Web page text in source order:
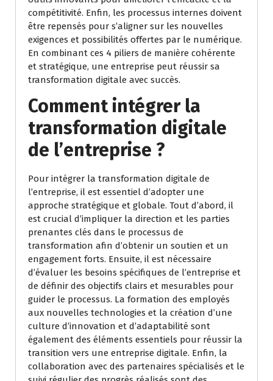
compétitivité. Enfin, les processus internes doivent
être repensés pour s’aligner sur les nouvelles
exigences et possibilités offertes par le numérique.
En combinant ces 4 piliers de manière cohérente
et stratégique, une entreprise peut réussir sa
transformation digitale avec succès.
Comment intégrer la
transformation digitale
de l’entreprise ?
Pour intégrer la transformation digitale de
l’entreprise, il est essentiel d’adopter une
approche stratégique et globale. Tout d’abord, il
est crucial d’impliquer la direction et les parties
prenantes clés dans le processus de
transformation afin d’obtenir un soutien et un
engagement forts. Ensuite, il est nécessaire
d’évaluer les besoins spécifiques de l’entreprise et
de définir des objectifs clairs et mesurables pour
guider le processus. La formation des employés
aux nouvelles technologies et la création d’une
culture d’innovation et d’adaptabilité sont
également des éléments essentiels pour réussir la
transition vers une entreprise digitale. Enfin, la
collaboration avec des partenaires spécialisés et le